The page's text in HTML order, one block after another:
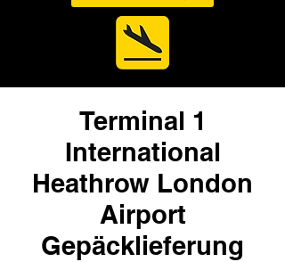
Terminal 1
International
Heathrow London
Airport
Gepäcklieferung